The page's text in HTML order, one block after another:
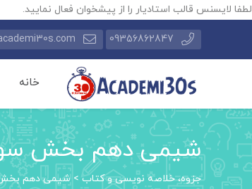
لطفا لایسنس قالب استادیار را از پیشخوان فعال نمایید.
09356862847
خانه
شیمی دهم بخش
جزوه، خلاصه نویسی و کتاب>شیمی دهم